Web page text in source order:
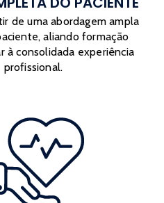
de uma abordagem ampla
aliando formação
à consolidada experiência
profissional.